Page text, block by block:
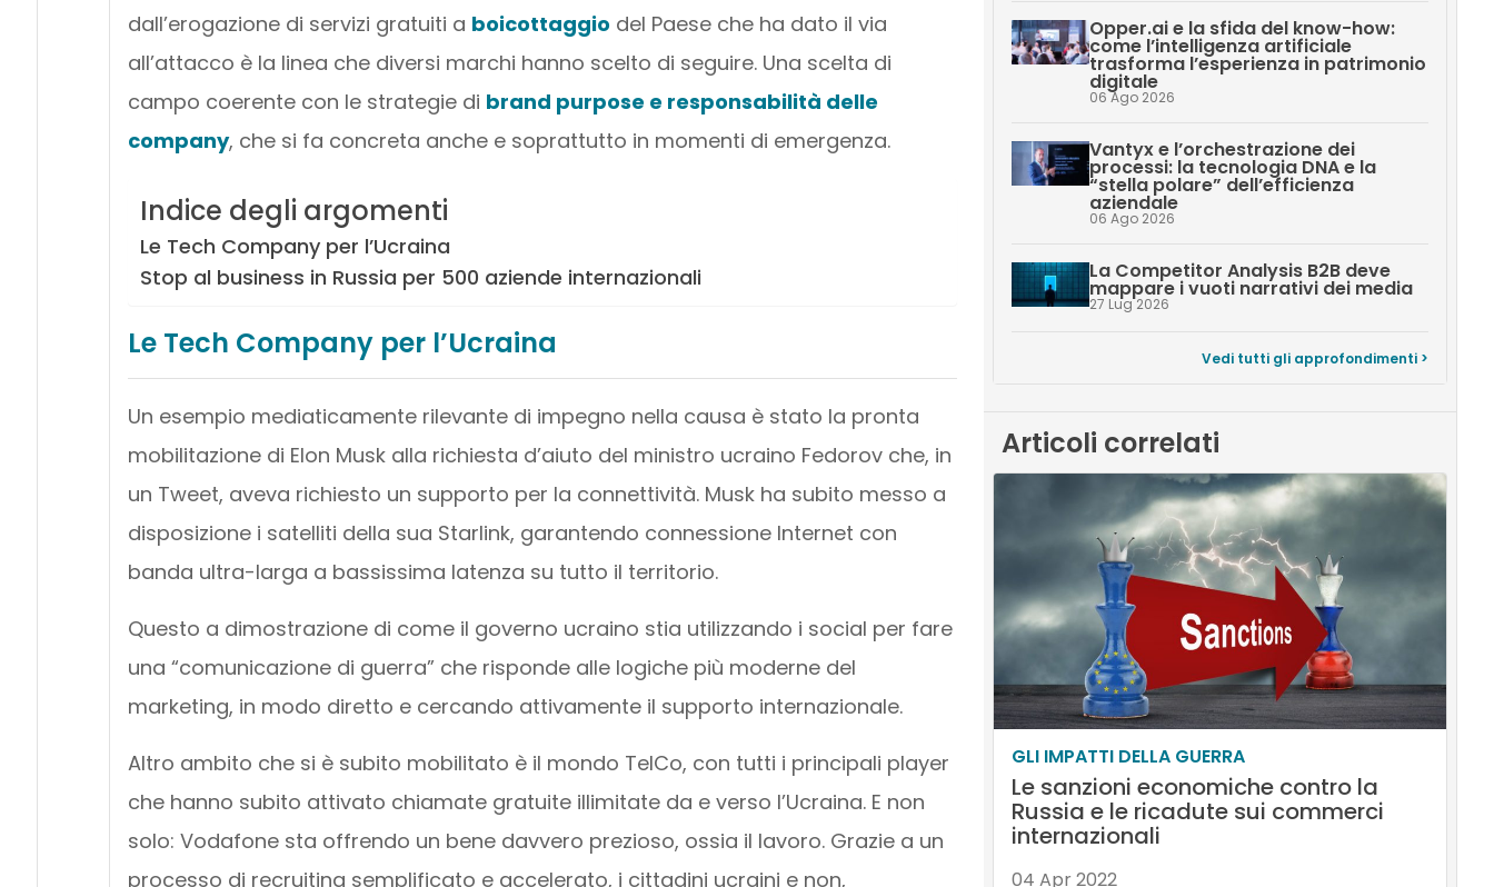
dall’erogazione di servizi gratuiti a boicottaggio del Paese che ha dato il via
all’attacco è la linea che diversi marchi hanno scelto di seguire. Una scelta di
campo coerente con le strategie di brand purpose e responsabilità delle
company, che si fa concreta anche e soprattutto in momenti di emergenza.
Indice degli argomenti
Le Tech Company per l’Ucraina
Stop al business in Russia per 500 aziende internazionali
Le Tech Company per l’Ucraina
Un esempio mediaticamente rilevante di impegno nella causa è stato la pronta
mobilitazione di Elon Musk alla richiesta d’aiuto del ministro ucraino Fedorov che, in
un Tweet, aveva richiesto un supporto per la connettività. Musk ha subito messo a
disposizione i satelliti della sua Starlink, garantendo connessione Internet con
banda ultra-larga a bassissima latenza su tutto il territorio.
Questo a dimostrazione di come il governo ucraino stia utilizzando i social per fare
una “comunicazione di guerra” che risponde alle logiche più moderne del
marketing, in modo diretto e cercando attivamente il supporto internazionale.
Altro ambito che si è subito mobilitato è il mondo TelCo, con tutti i principali player
che hanno subito attivato chiamate gratuite illimitate da e verso l’Ucraina. E non
solo: Vodafone sta offrendo un bene davvero prezioso, ossia il lavoro. Grazie a un
processo di recruiting semplificato e accelerato, i cittadini ucraini e non,
Opper.ai e la sfida del know-how:
come l’intelligenza artificiale
trasforma l’esperienza in patrimonio
digitale
06 Ago 2026
Vantyx e l’orchestrazione dei
processi: la tecnologia DNA e la
“stella polare” dell’efficienza
aziendale
06 Ago 2026
La Competitor Analysis B2B deve
mappare i vuoti narrativi dei media
27 Lug 2026
Vedi tutti gli approfondimenti >
Articoli correlati
GLI IMPATTI DELLA GUERRA
Le sanzioni economiche contro la
Russia e le ricadute sui commerci
internazionali
04 Apr 2022